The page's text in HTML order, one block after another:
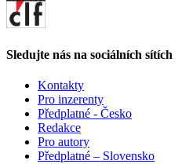
Sledujte nás na sociálních sítích
Kontakty
Pro inzerenty
Předplatné - Česko
Redakce
Pro autory
Předplatné – Slovensko